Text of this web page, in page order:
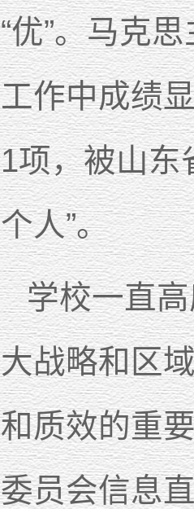
“优”。马克
工作中成绩
1项，被山东
个人”。
学校一直
大战略和区
和质效的重
委员会信息